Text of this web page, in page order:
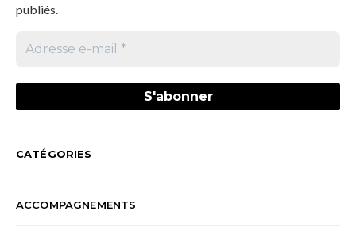
publiés.
CATÉGORIES
ACCOMPAGNEMENTS